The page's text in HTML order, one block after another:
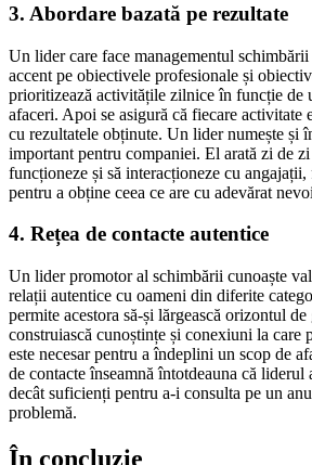
3. Abordare bazată pe rezultate
Un lider care face managementul schimbării
accent pe obiectivele profesionale și
prioritizează activitățile zilnice în funcție de
afaceri. Apoi se asigură că fiecare activitate
cu rezultatele obținute. Un lider numește și
important pentru companiei. El arată zi de
funcționeze și să interacționeze cu
pentru a obține ceea ce are cu adevărat
4. Rețea de contacte autentice
Un lider promotor al schimbării cunoaște
relații autentice cu oameni din diferite
permite acestora să-și lărgească orizontul
construiască cunoștințe și conexiuni la care
este necesar pentru a îndeplini un scop de
de contacte înseamnă întotdeauna că
decât suficienți pentru a-i consulta pe un
problemă.
În concluzie